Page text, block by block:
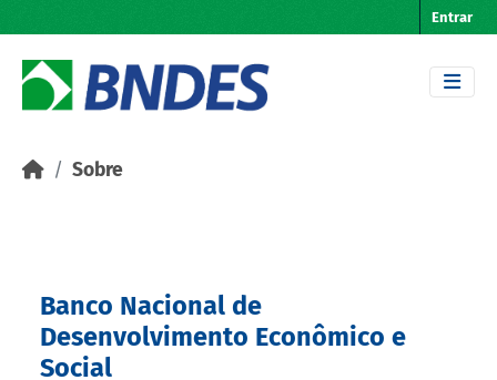
Entrar
Sobre
Banco Nacional de
Desenvolvimento Econômico e
Social